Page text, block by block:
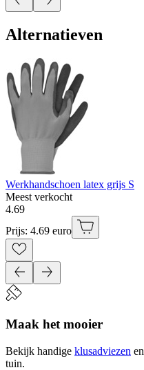
Alternatieven
Werkhandschoen latex grijs S
Meest verkocht
4.69
Prijs: 4.69 euro
Maak het mooier
Bekijk handige klusadviezen en
tuin.